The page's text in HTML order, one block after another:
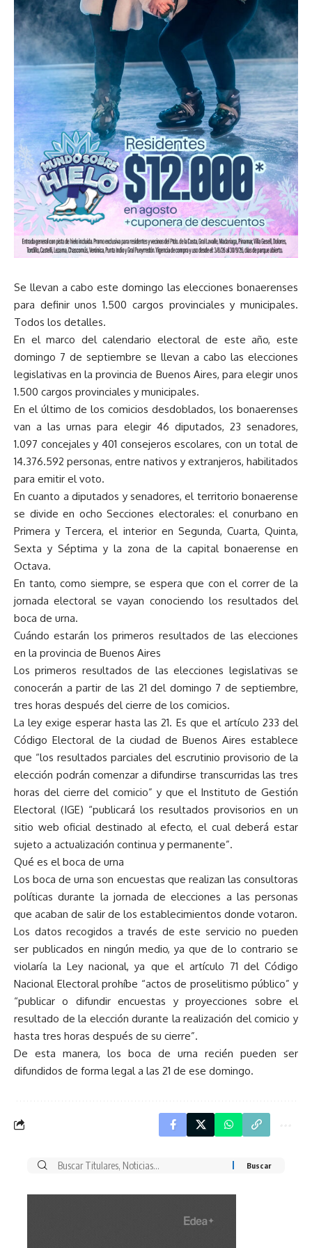
Se llevan a cabo este domingo las elecciones bonaerenses
para definir unos 1.500 cargos provinciales y municipales.
Todos los detalles.
En el marco del calendario electoral de este año, este
domingo 7 de septiembre se llevan a cabo las elecciones
legislativas en la provincia de Buenos Aires, para elegir unos
1.500 cargos provinciales y municipales.
En el último de los comicios desdoblados, los bonaerenses
van a las urnas para elegir 46 diputados, 23 senadores,
1.097 concejales y 401 consejeros escolares, con un total de
14.376.592 personas, entre nativos y extranjeros, habilitados
para emitir el voto.
En cuanto a diputados y senadores, el territorio bonaerense
se divide en ocho Secciones electorales: el conurbano en
Primera y Tercera, el interior en Segunda, Cuarta, Quinta,
Sexta y Séptima y la zona de la capital bonaerense en
Octava.
En tanto, como siempre, se espera que con el correr de la
jornada electoral se vayan conociendo los resultados del
boca de urna.
Cuándo estarán los primeros resultados de las elecciones
en la provincia de Buenos Aires
Los primeros resultados de las elecciones legislativas se
conocerán a partir de las 21 del domingo 7 de septiembre,
tres horas después del cierre de los comicios.
La ley exige esperar hasta las 21. Es que el artículo 233 del
Código Electoral de la ciudad de Buenos Aires establece
que “los resultados parciales del escrutinio provisorio de la
elección podrán comenzar a difundirse transcurridas las tres
horas del cierre del comicio” y que el Instituto de Gestión
Electoral (IGE) “publicará los resultados provisorios en un
sitio web oficial destinado al efecto, el cual deberá estar
sujeto a actualización continua y permanente”.
Qué es el boca de urna
Los boca de urna son encuestas que realizan las consultoras
políticas durante la jornada de elecciones a las personas
que acaban de salir de los establecimientos donde votaron.
Los datos recogidos a través de este servicio no pueden
ser publicados en ningún medio, ya que de lo contrario se
violaría la Ley nacional, ya que el artículo 71 del Código
Nacional Electoral prohíbe “actos de proselitismo público” y
“publicar o difundir encuestas y proyecciones sobre el
resultado de la elección durante la realización del comicio y
hasta tres horas después de su cierre”.
De esta manera, los boca de urna recién pueden ser
difundidos de forma legal a las 21 de ese domingo.
Buscar